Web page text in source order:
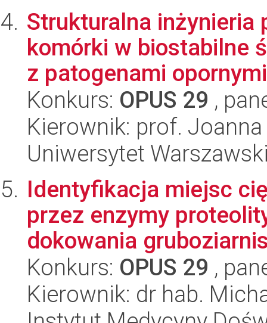
Strukturalna inżynieria
komórki w biostabilne
z patogenami
Konkurs: OPUS 29 ,
Kierownik: prof.
Uniwersytet
Identyfikacja miejsc
przez enzymy
dokowania
Konkurs: OPUS 29 ,
Kierownik: dr hab.